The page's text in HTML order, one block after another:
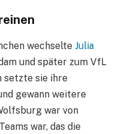
wechselte Julia
und später zum VfL
setzte sie ihre
gewann weitere
war von
war, das die